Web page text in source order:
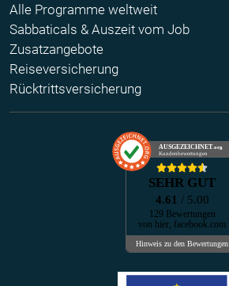
Alle Programme weltweit
Sabbaticals & Auszeit vom Job
Zusatzangebote
Reiseversicherung
Rücktrittsversicherung
AUSGEZEICHNET .org
Kundenbewertungen
SEHR GUT
4.61 / 5.00
129 Bewertungen
von hier, facebook.com
Hinweis zu den Bewertungen